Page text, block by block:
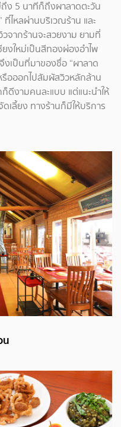
ง 5 นาทีก็ถึงผาลาดตะวัน
ไหลผ่านบริเวณร้าน และ
จากร้านจะสวยงาม ยามที่
งใหม่เป็นสีทองผ่องอำไพ
เป็นที่มาของชื่อ “ผาลาด
รือออกไปสัมผัสวิวหลักล้าน
งามคนละแบบ แต่แนะนำให้
เลี้ยง ทางร้านก็มีให้บริการ
น